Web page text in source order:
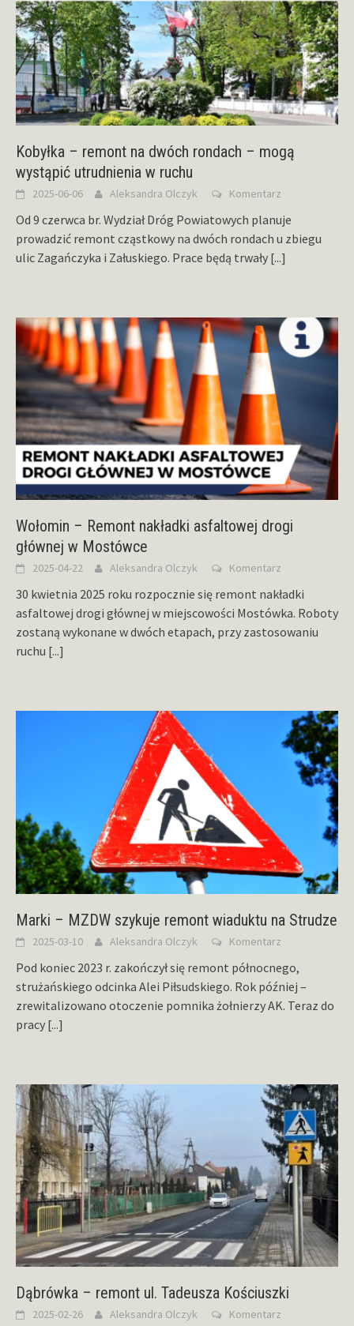
Kobyłka – remont na dwóch rondach – mogą
wystąpić utrudnienia w ruchu
2025-06-06 Aleksandra Olczyk Komentarz
Od 9 czerwca br. Wydział Dróg Powiatowych planuje
prowadzić remont cząstkowy na dwóch rondach u zbiegu
ulic Zagańczyka i Załuskiego. Prace będą trwały [...]
Wołomin – Remont nakładki asfaltowej drogi
głównej w Mostówce
2025-04-22 Aleksandra Olczyk Komentarz
30 kwietnia 2025 roku rozpocznie się remont nakładki
asfaltowej drogi głównej w miejscowości Mostówka. Roboty
zostaną wykonane w dwóch etapach, przy zastosowaniu
ruchu [...]
Marki – MZDW szykuje remont wiaduktu na Strudze
2025-03-10 Aleksandra Olczyk Komentarz
Pod koniec 2023 r. zakończył się remont północnego,
strużańskiego odcinka Alei Piłsudskiego. Rok później –
zrewitalizowano otoczenie pomnika żołnierzy AK. Teraz do
pracy [...]
Dąbrówka – remont ul. Tadeusza Kościuszki
2025-02-26 Aleksandra Olczyk Komentarz